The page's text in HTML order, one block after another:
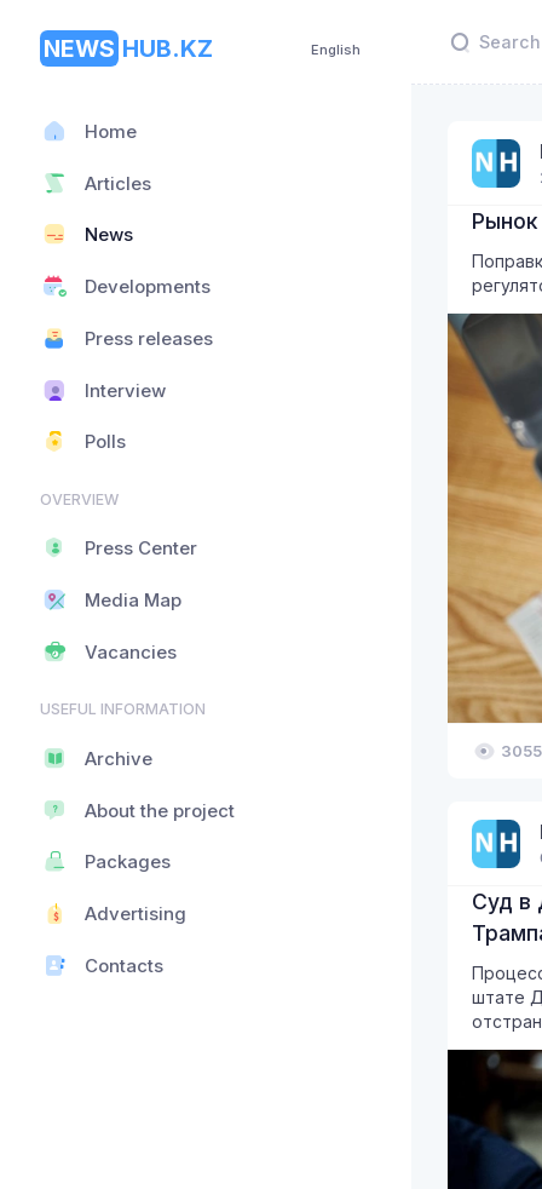
NEWS HUB.KZ English
Home
Articles
News
Developments
Press releases
Interview
Polls
OVERVIEW
Press Center
Media Map
Vacancies
USEFUL INFORMATION
Archive
About the project
Packages
Advertising
Contacts
3055
Суд в
штате